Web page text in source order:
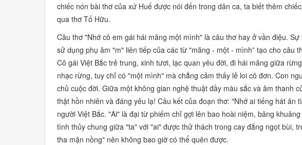
chiếc nón bài thơ của xứ Huế được nói đến trong dân ca, ta biết thêm
qua thơ Tố Hữu.
Câu thơ"Nhớ cô em gái hái măng một mình" là câu thơ hay ở vần điệu.
sử dụng phụ âm"m" liên tiếp của các từ"măng - một - mình” tạo cho câu
Cô gái Việt Bắc trẻ trung, xinh tươi, lạc quan yêu đời, đi hái măng giữa
nhạc rừng, tuy chỉ có"một mình" mà chẳng cảm thấy lẻ loi cô đơn. Con
chủ cuộc đời. Giữa một không gian nghệ thuật đầy màu sắc và âm thanh
thật hồn nhiên và đáng yêu lạ! Câu kết của đoạn thơ:"Nhớ ai tiếng hát ân
người Việt Bắc."Ai" là đại từ phiếm chỉ gợi lên bao hoài niệm, bâng
tình thủy chung giữa"ta" với"ai" được thử thách trong cay đắng ngọt bùi,
tha mặn nồng" nên không bao giờ có thể quên được.